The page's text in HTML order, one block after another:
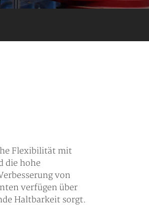
Flexibilität mit
die hohe
von
verfügen über
Haltbarkeit sorgt.